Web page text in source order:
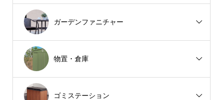
ガーデンファニチャー
物置・倉庫
ゴミステーション